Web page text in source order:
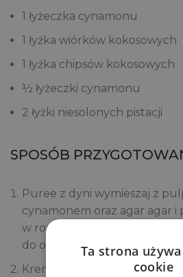
1 łyżeczka cynamonu
1 łyżka wiórków kokosowych
1 łyżka chipsów kokosowych
½ łyżeczki cynamonu
2 łyżki niesolonych pistacji
SPOSÓB
Puree z dyni wymieszaj z
cynamonem oraz agar agar i
w rondelku. Gdy się
do ostudzenia.
Krem przelej do ¾ wysokości
Ta strona
cookie